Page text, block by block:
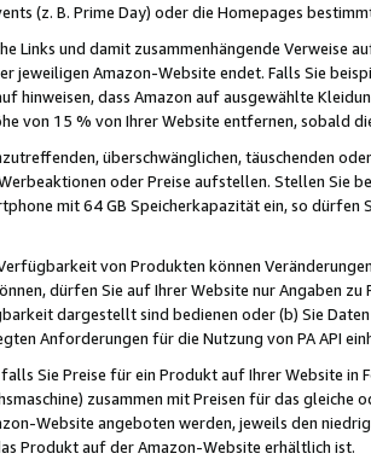
(z. B. Prime Day) oder die Homepages
Links und damit zusammenhängende
jeweiligen Amazon-Website endet. Falls Sie
hinweisen, dass Amazon auf ausgewählte
von 15 % von Ihrer Website entfernen, sobald
überschwänglichen, täuschenden
oder Preise aufstellen. Stellen Sie
mit 64 GB Speicherkapazität ein, so dürfen
von Produkten können
dürfen Sie auf Ihrer Website nur Angaben
dargestellt sind bedienen oder (b) Sie
Anforderungen für die Nutzung von PA API
falls Sie Preise für ein Produkt auf Ihrer Website
zusammen mit Preisen für das
Website angeboten werden, jeweils den
Produkt auf der Amazon-Website erhältlich ist.